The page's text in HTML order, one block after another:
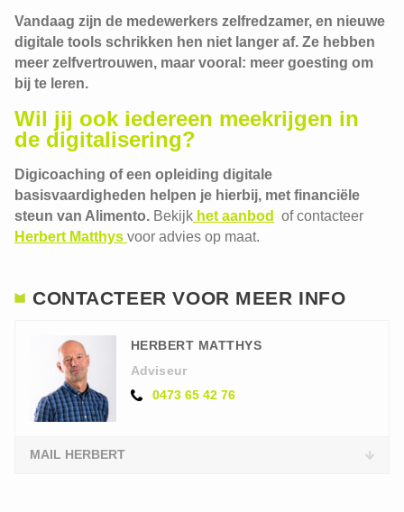
Vandaag zijn de medewerkers zelfredzamer, en nieuwe
digitale tools schrikken hen niet langer af. Ze hebben
meer zelfvertrouwen, maar vooral: meer goesting om
bij te leren.
Wil jij ook iedereen meekrijgen in
de digitalisering?
Digicoaching of een opleiding digitale
basisvaardigheden helpen je hierbij, met financiële
steun van Alimento. Bekijk het aanbod
of contacteer
Herbert Matthys voor advies op maat.
CONTACTEER VOOR MEER INFO
HERBERT MATTHYS
Adviseur
0473 65 42 76
MAIL HERBERT